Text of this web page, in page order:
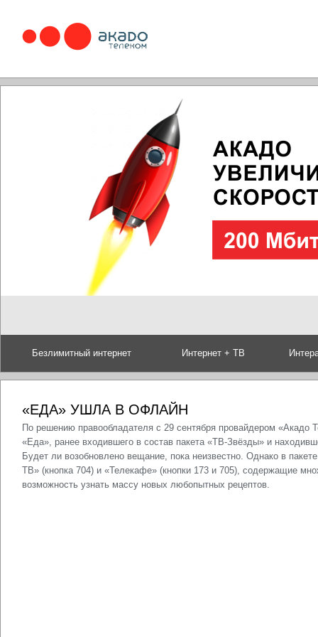
Безлимитный интернет Интернет + ТВ
«ЕДА» УШЛА В ОФЛАЙН
По решению правообладателя с 29 сентября провайдером «Акадо
«Еда», ранее входившего в состав пакета «ТВ-Звёзды» и
Будет ли возобновлено вещание, пока неизвестно. Однако в
ТВ» (кнопка 704) и «Телекафе» (кнопки 173 и 705), содержащие
возможность узнать массу новых любопытных рецептов.